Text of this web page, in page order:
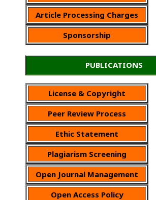
Article Processing Charges
Sponsorship
PUBLICATIONS
License & Copyright
Peer Review Process
Ethic Statement
Plagiarism Screening
Open Journal Management
Open Access Policy